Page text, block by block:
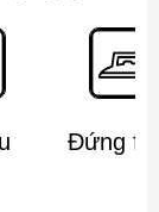
Đứng